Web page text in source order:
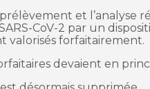
et l’analyse
CoV-2 par un
valorisés forfaitairement.
devaient en